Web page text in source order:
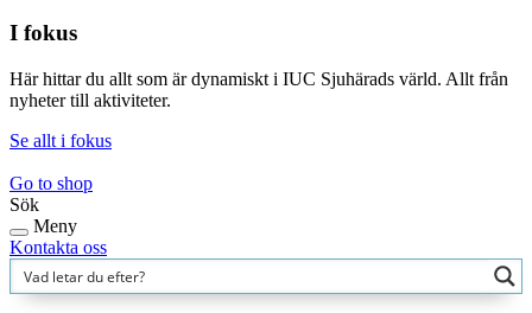
I fokus
Här hittar du allt som är dynamiskt i IUC Sjuhärads värld. Allt från
nyheter till aktiviteter.
Se allt i fokus
Go to shop
Sök
Meny
Kontakta oss